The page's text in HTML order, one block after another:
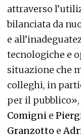
attraverso
bilanciata da
e
tecnologiche e
situazione che
colleghi, in
per il
Comigni e
Granzotto e